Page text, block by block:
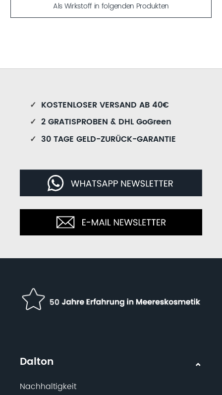
Als Wirkstoff in folgenden Produkten
✓ KOSTENLOSER VERSAND AB 40€
✓ 2 GRATISPROBEN & DHL GoGreen
✓ 30 TAGE GELD-ZURÜCK-GARANTIE
Dalton
Nachhaltigkeit